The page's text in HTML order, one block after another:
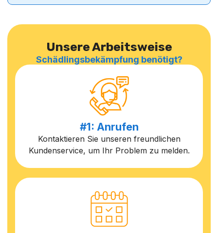
Unsere Arbeitsweise
Schädlingsbekämpfung benötigt?
#1: Anrufen
Kontaktieren Sie unseren freundlichen
Kundenservice, um Ihr Problem zu melden.